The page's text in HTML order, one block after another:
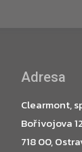
Adresa
Clearmont,
Bořivojova
718 00,